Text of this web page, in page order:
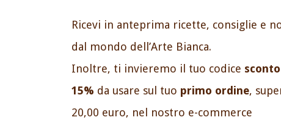
Ricevi in anteprima ricette, consiglie e
dal mondo dell’Arte Bianca.
Inoltre, ti invieremo il tuo codice sconto
15% da usare sul tuo primo ordine,
20,00 euro, nel nostro e-commerce